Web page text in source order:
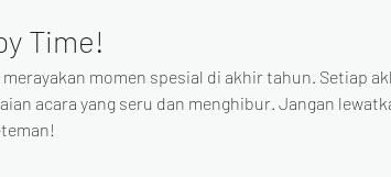
Time!
momen spesial di akhir tahun. Setiap
acara yang seru dan menghibur. Jangan